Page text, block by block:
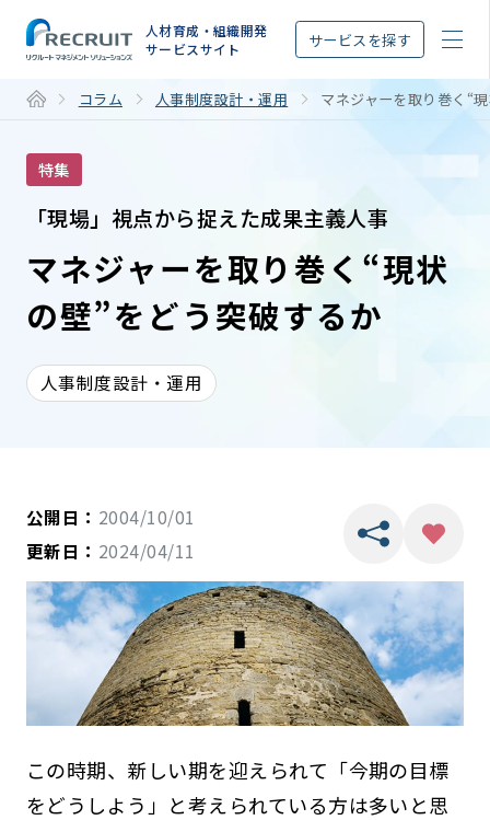
人材育成・組織開発
サービスサイト
サービスを探す
コラム 人事制度設計・運用 マネジャーを取り巻く“
特集
「現場」視点から捉えた成果主義人事
マネジャーを取り巻く“現状
の壁”をどう突破するか
人事制度設計・運用
公開日： 2004/10/01
更新日： 2024/04/11
この時期、新しい期を迎えられて「今期の目標
をどうしよう」と考えられている方は多いと思